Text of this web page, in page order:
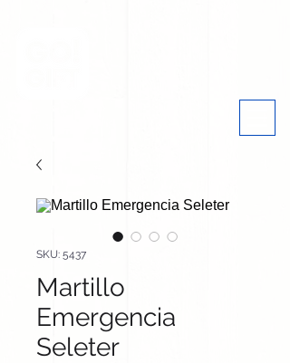
SKU: 5437
Martillo
Emergencia
Seleter